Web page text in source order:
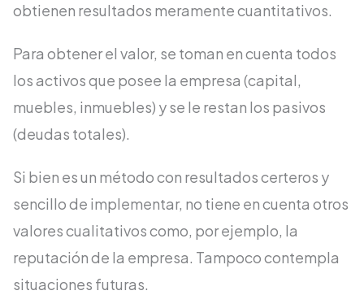
obtienen resultados meramente cuantitativos.
Para obtener el valor, se toman en cuenta todos
los activos que posee la empresa (capital,
muebles, inmuebles) y se le restan los pasivos
(deudas totales).
Si bien es un método con resultados certeros y
sencillo de implementar, no tiene en cuenta otros
valores cualitativos como, por ejemplo, la
reputación de la empresa. Tampoco contempla
situaciones futuras.